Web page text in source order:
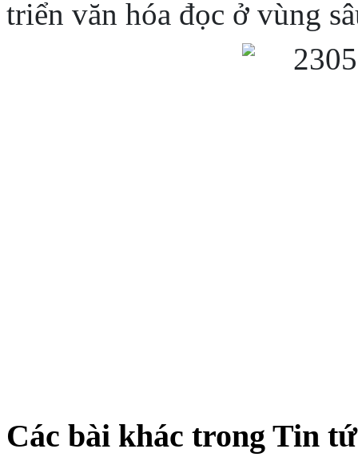
triển văn hóa đọc ở vùng
Các bài khác trong Tin